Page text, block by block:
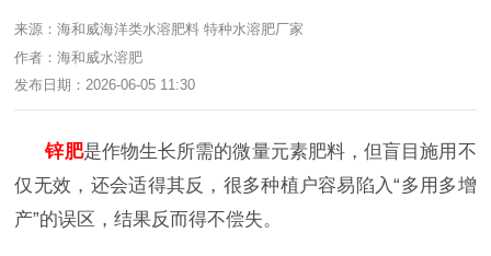
来源：海和威海洋类水溶肥料 特种水溶肥厂家
作者：海和威水溶肥
发布日期：2026-06-05 11:30
锌肥是作物生长所需的微量元素肥料，但盲目施用不
仅无效，还会适得其反，很多种植户容易陷入“多用多增
产”的误区，结果反而得不偿失。